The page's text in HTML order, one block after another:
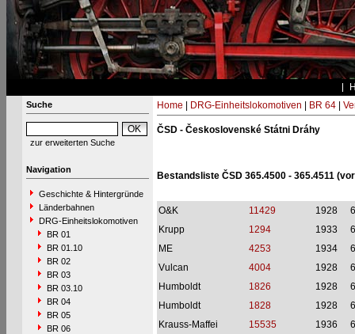
Suche
zur erweiterten Suche
Navigation
Geschichte & Hintergründe
Länderbahnen
DRG-Einheitslokomotiven
BR 01
BR 01.10
BR 02
BR 03
BR 03.10
BR 04
BR 05
BR 06
Home DRG-Einheitslokomotiven BR 64|
ČSD - Československé Státni Dráhy
Bestandsliste ČSD 365.4500 - 365.4511
O&K 11429 1928
Krupp
1294 1933
ME
4253 1934
Vulcan
4004 1928
Humboldt
1826 1928
Humboldt
1828 1928
Krauss-Maffei
15535 1936